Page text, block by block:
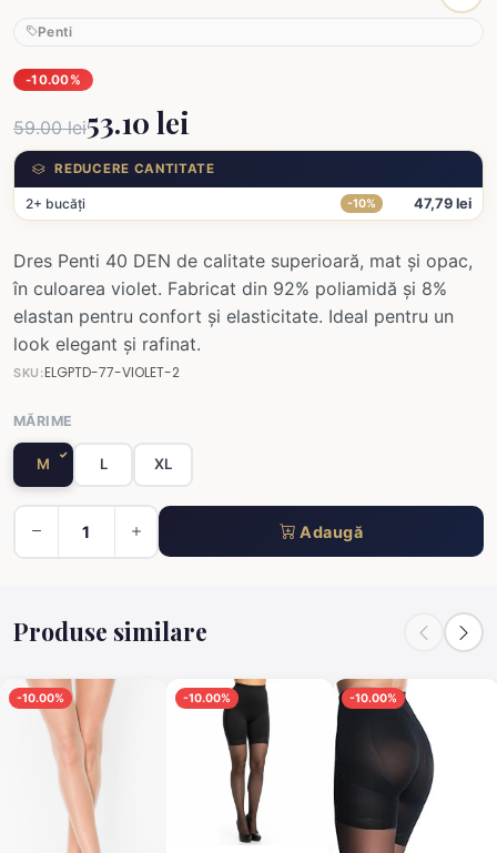
Penti
-10.00%
59.00 lei53.10 lei
REDUCERE CANTITATE
2+ bucăți -10% 47,79 lei
Dres Penti 40 DEN de calitate superioară, mat și opac,
în culoarea violet. Fabricat din 92% poliamidă și 8%
elastan pentru confort și elasticitate. Ideal pentru un
look elegant și rafinat.
SKU:ELGPTD-77-VIOLET-2
MĂRIME
M L XL
Adaugă
Produse similare
-10.00% -10.00% -10.00%